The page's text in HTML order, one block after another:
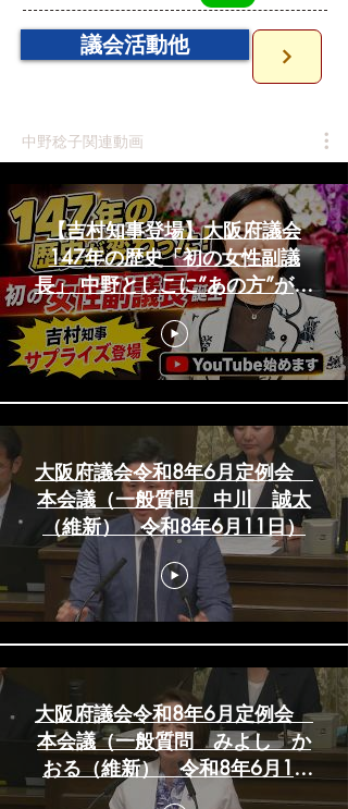
議会活動他
中野稔子関連動画
【吉村知事登場】大阪府議会
147年の歴史「初の女性副議
長」 中野としこに”あの方”がご
挨拶！？
大阪府議会令和8年6月定例会
本会議（一般質問 中川 誠太
（維新） 令和8年6月11日）
大阪府議会令和8年6月定例会
本会議（一般質問 みよし か
おる（維新） 令和8年6月11
日）